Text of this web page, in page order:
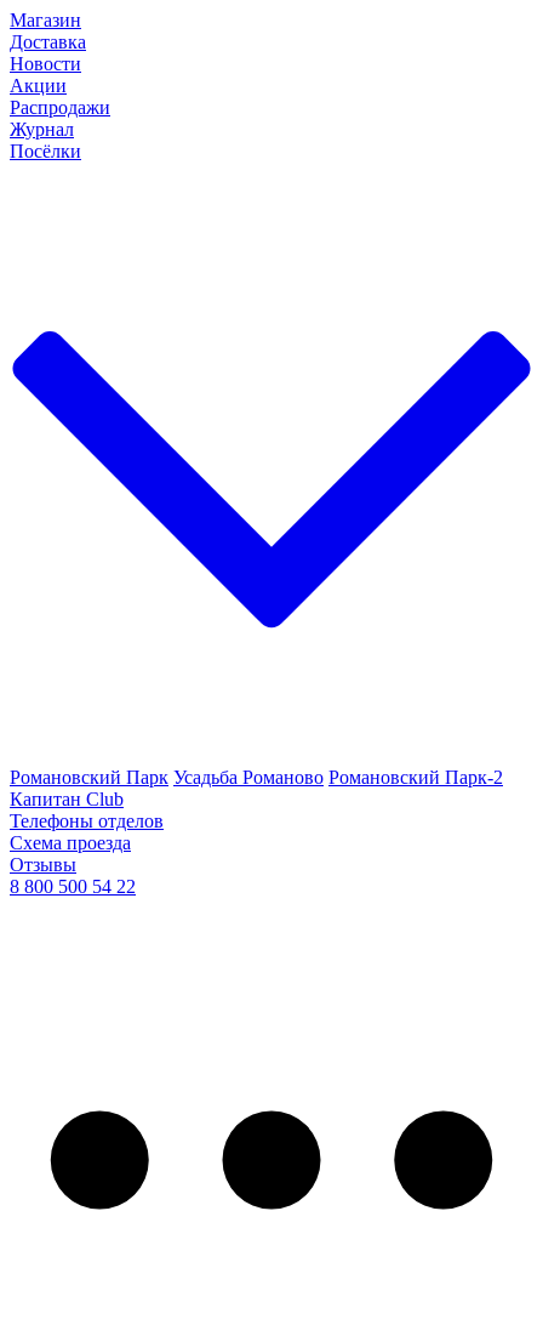
Магазин
Доставка
Новости
Акции
Распродажи
Журнал
Посёлки
Романовский Парк Усадьба Романово Романовский Парк-2
Капитан Club
Телефоны отделов
Схема проезда
Отзывы
8 800 500 54 22